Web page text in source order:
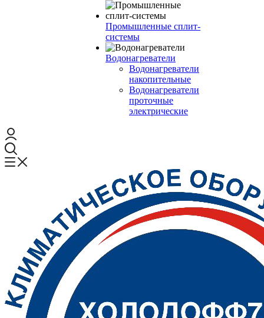
Промышленные сплит-
системы
Водонагреватели
Водонагреватели
накопительные
Водонагреватели
проточные
электрические